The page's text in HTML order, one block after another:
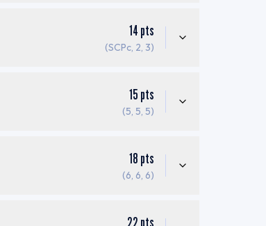
14 pts
(SCPc, 2, 3)
15 pts
(5, 5, 5)
18 pts
(6, 6, 6)
22 pts